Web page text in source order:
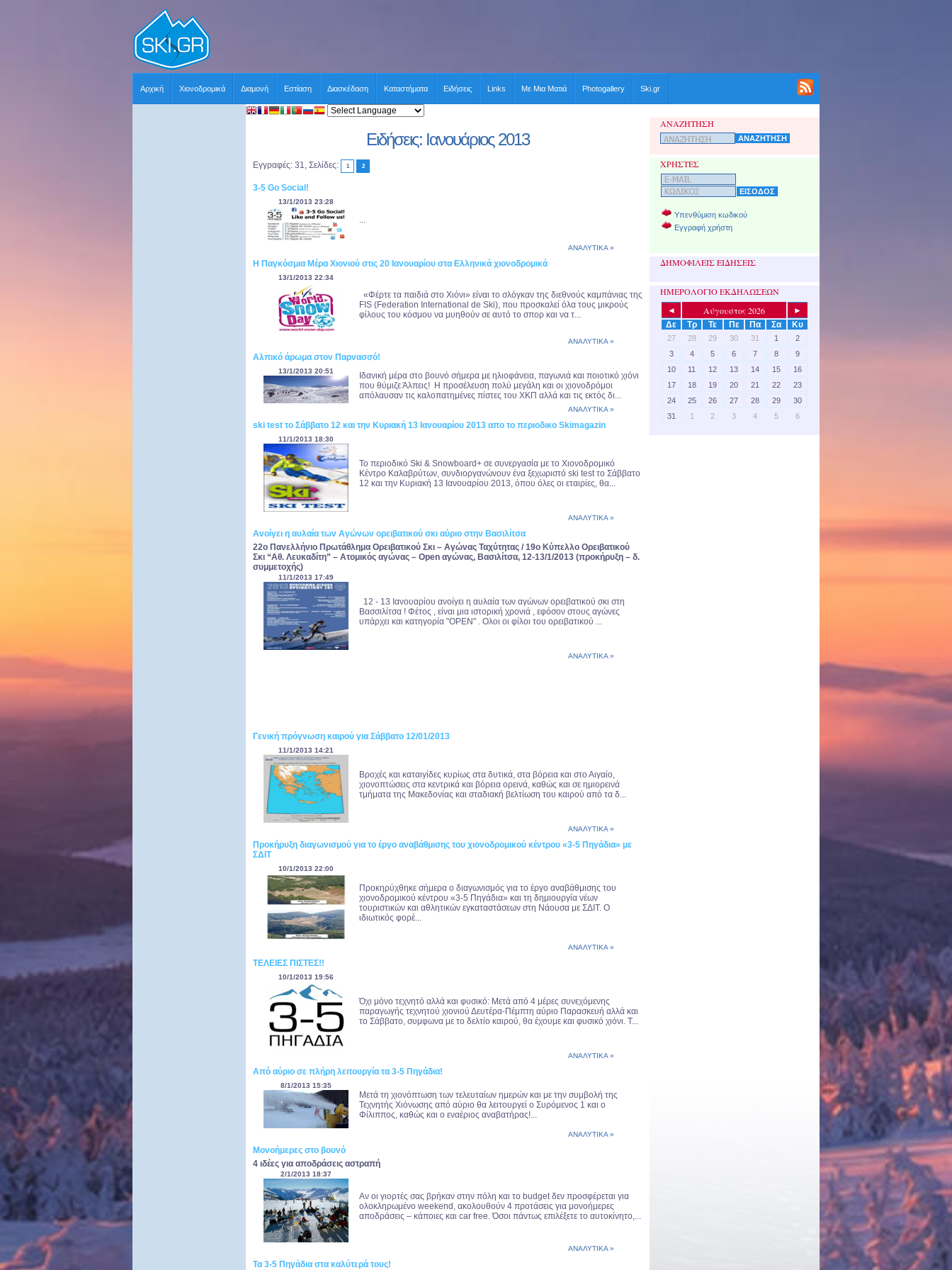
Αρχική Χιονοδρομικά Διαμονή Εστίαση Διασκέδαση Καταστήματα Ειδήσεις Links Με Μια Ματιά Photogallery Ski.gr
Ειδήσεις: Ιανουάριος 2013
Εγγραφές: 31, Σελίδες: 1 2
3-5 Go Social!
13/1/2013 23:28
...
ΑΝΑΛΥΤΙΚΑ »
Η Παγκόσμια Μέρα Χιονιού στις 20 Ιανουαρίου στα Ελληνικά χιονοδρομικά
13/1/2013 22:34
«Φέρτε τα παιδιά στο Χιόνι» είναι το σλόγκαν της διεθνούς καμπάνιας της
FIS (Federation International de Ski), που προσκαλεί όλα τους μικρούς
φίλους του κόσμου να μυηθούν σε αυτό το σπορ και να τ...
ΑΝΑΛΥΤΙΚΑ »
Αλπικό άρωμα στον Παρνασσό!
13/1/2013 20:51
Ιδανική μέρα στο βουνό σήμερα με ηλιοφάνεια, παγωνιά και ποιοτικό χιόνι
που θύμιζε Άλπεις! Η προσέλευση πολύ μεγάλη και οι χιονοδρόμοι
απόλαυσαν τις καλοπατημένες πίστες του ΧΚΠ αλλά και τις εκτός δι...
ΑΝΑΛΥΤΙΚΑ »
ski test το Σάββατο 12 και την Κυριακή 13 Ιανουαρίου 2013 απο το περιοδικο Skimagazin
11/1/2013 18:30
Το περιοδικό Ski & Snowboard+ σε συνεργασία με το Χιονοδρομικό
Κέντρο Καλαβρύτων, συνδιοργανώνουν ένα ξεχωριστό ski test το Σάββατο
12 και την Κυριακή 13 Ιανουαρίου 2013, όπου όλες οι εταιρίες, θα...
ΑΝΑΛΥΤΙΚΑ »
Ανοίγει η αυλαία των Αγώνων ορειβατικού σκι αύριο στην Βασιλίτσα
22ο Πανελλήνιο Πρωτάθλημα Ορειβατικού Σκι – Αγώνας Ταχύτητας / 19ο Κύπελλο Ορειβατικού
Σκι “Αθ. Λευκαδίτη” – Ατομικός αγώνας – Open αγώνας, Βασιλίτσα, 12-13/1/2013 (προκήρυξη – δ.
συμμετοχής)
11/1/2013 17:49
12 - 13 Ιανουαρίου ανοίγει η αυλαία των αγώνων ορειβατικού σκι στη
Βασσιλίτσα ! Φέτος , είναι μια ιστορική χρονιά , εφόσον στους αγώνες
υπάρχει και κατηγορία "OPEN" . Ολοι οι φίλοι του ορειβατικού ...
ΑΝΑΛΥΤΙΚΑ »
Γενική πρόγνωση καιρού για Σάββατο 12/01/2013
11/1/2013 14:21
Βροχές και καταιγίδες κυρίως στα δυτικά, στα βόρεια και στο Αιγαίο,
χιονοπτώσεις στα κεντρικά και βόρεια ορεινά, καθώς και σε ημιορεινά
τμήματα της Μακεδονίας και σταδιακή βελτίωση του καιρού από τα δ...
ΑΝΑΛΥΤΙΚΑ »
Προκήρυξη διαγωνισμού για το έργο αναβάθμισης του χιονοδρομικού κέντρου «3-5 Πηγάδια» με
ΣΔΙΤ
10/1/2013 22:00
Προκηρύχθηκε σήμερα ο διαγωνισμός για το έργο αναβάθμισης του
χιονοδρομικού κέντρου «3-5 Πηγάδια» και τη δημιουργία νέων
τουριστικών και αθλητικών εγκαταστάσεων στη Νάουσα με ΣΔΙΤ. Ο
ιδιωτικός φορέ...
ΑΝΑΛΥΤΙΚΑ »
ΤΕΛΕΙΕΣ ΠΙΣΤΕΣ!!
10/1/2013 19:56
Όχι μόνο τεχνητό αλλά και φυσικό: Μετά από 4 μέρες συνεχόμενης
παραγωγής τεχνητού χιονιού Δευτέρα-Πέμπτη αύριο Παρασκευή αλλά και
το Σάββατο, συμφωνα με το δελτίο καιρού, θα έχουμε και φυσικό χιόνι. Τ...
ΑΝΑΛΥΤΙΚΑ »
Από αύριο σε πλήρη λειτουργία τα 3-5 Πηγάδια!
8/1/2013 15:35
Μετά τη χιονόπτωση των τελευταίων ημερών και με την συμβολή της
Τεχνητής Χιόνωσης από αύριο θα λειτουργεί ο Συρόμενος 1 και ο
Φίλιππος, καθώς και ο εναέριος αναβατήρας!...
ΑΝΑΛΥΤΙΚΑ »
Μονοήμερες στο βουνό
4 ιδέες για αποδράσεις αστραπή
2/1/2013 18:37
Αν οι γιορτές σας βρήκαν στην πόλη και το budget δεν προσφέρεται για
ολοκληρωμένο weekend, ακολουθούν 4 προτάσεις για μονοήμερες
αποδράσεις – κάποιες και car free. Όσοι πάντως επιλέξετε το αυτοκίνητο,...
ΑΝΑΛΥΤΙΚΑ »
Τα 3-5 Πηγάδια στα καλύτερά τους!
ΑΝΑΖΗΤΗΣΗ
ΧΡΗΣΤΕΣ
Υπενθύμιση κωδικού
Εγγραφή χρήστη
ΔΗΜΟΦΙΛΕΙΣ ΕΙΔΗΣΕΙΣ
ΗΜΕΡΟΛΟΓΙΟ ΕΚΔΗΛΩΣΕΩΝ
◄ Αύγουστος 2026
►
Δε
Τρ Τε Πε Πα Σα Κυ
27 28 29 30 31 1
2
3
4 5 6 7 8
9
10
11 12 13 14 15
16
17
18 19 20 21 22
23
24
25 26 27 28 29
30
31
1 2 3 4 5 6